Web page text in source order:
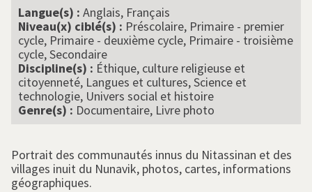
Langue(s) : Anglais, Français
Niveau(x) ciblé(s) : Préscolaire, Primaire - premier
cycle, Primaire - deuxième cycle, Primaire - troisième
cycle, Secondaire
Discipline(s) : Éthique, culture religieuse et
citoyenneté, Langues et cultures, Science et
technologie, Univers social et histoire
Genre(s) : Documentaire, Livre photo
Portrait des communautés innus du Nitassinan et des
villages inuit du Nunavik, photos, cartes, informations
géographiques.